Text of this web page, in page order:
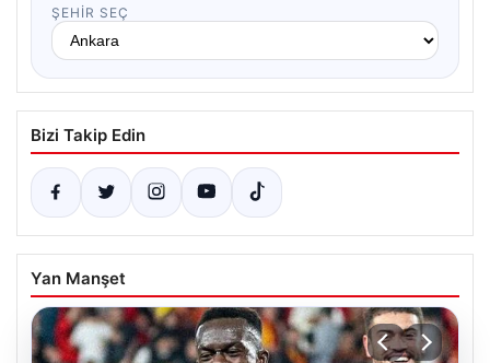
ŞEHIR SEÇ
Bizi Takip Edin
Yan Manşet